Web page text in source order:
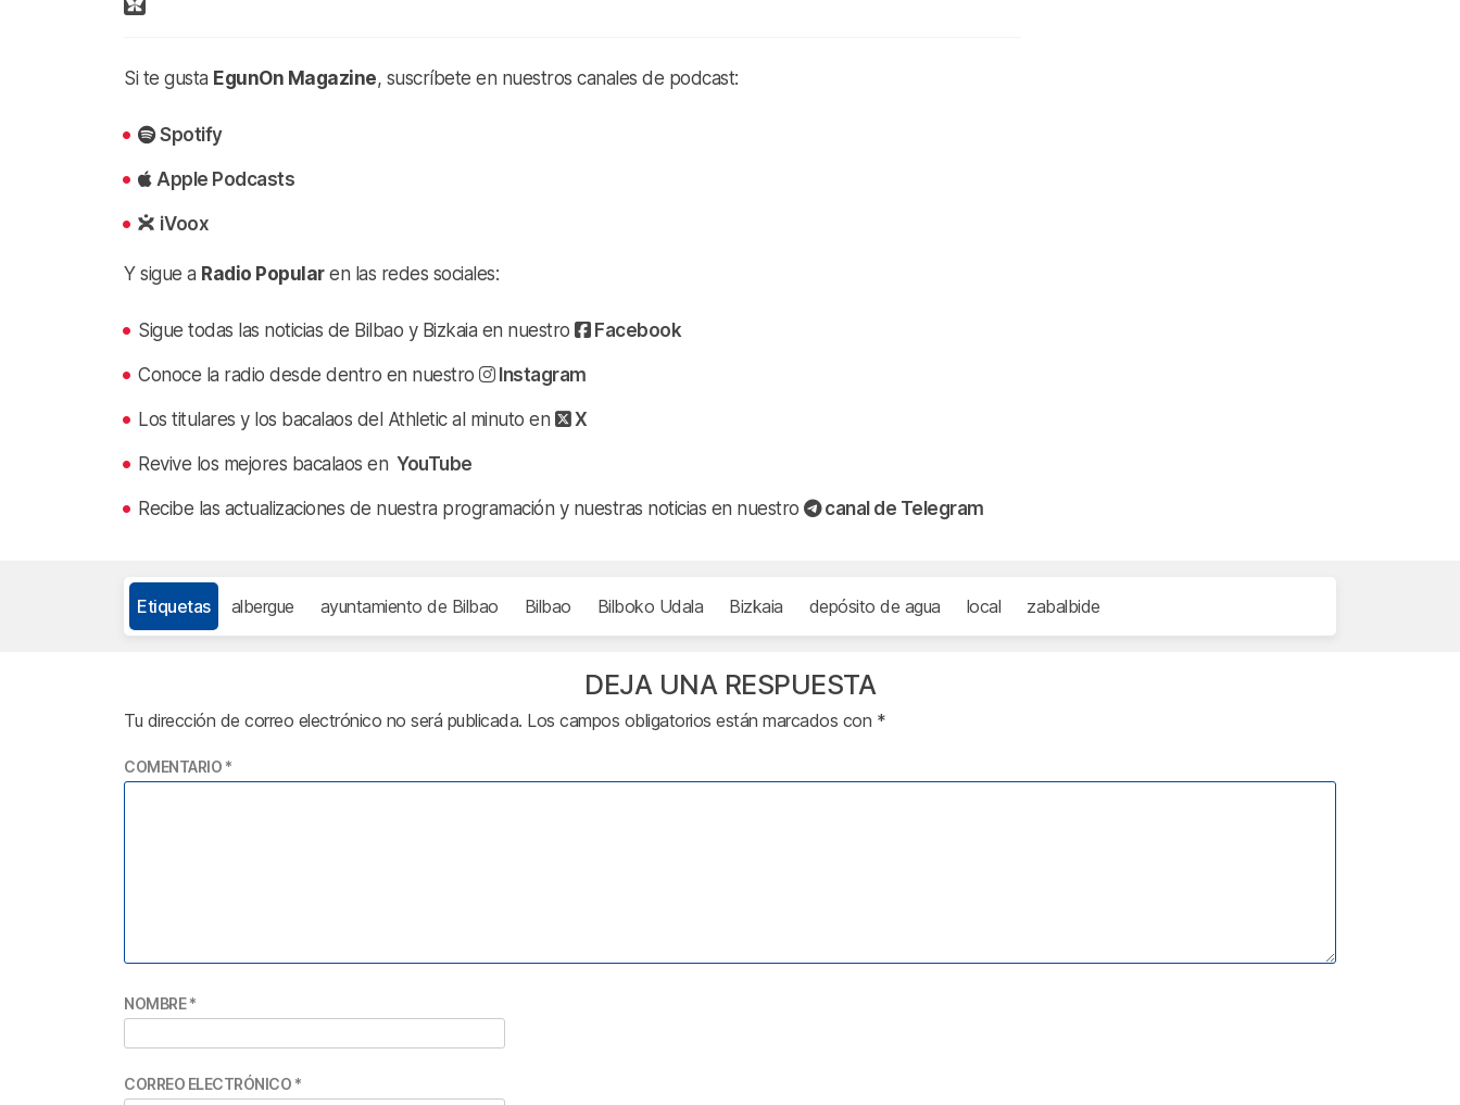
Si te gusta EgunOn Magazine, suscríbete en nuestros canales de podcast:
Spotify
Apple Podcasts
iVoox
Y sigue a Radio Popularen las redes sociales:
Sigue todas las noticias de Bilbao y Bizkaia en nuestro Facebook
Conoce la radio desde dentro en nuestro Instagram
Los titulares y los bacalaos del Athletic al minuto en X
Revive los mejores bacalaos en YouTube
Recibe las actualizaciones de nuestra programación y nuestras noticias en nuestro canal de Telegram
Etiquetas albergue ayuntamiento de Bilbao Bilbao Bilboko Udala Bizkaia depósito de agua local zabalbide
DEJA UNA RESPUESTA
Tu dirección de correo electrónico no será publicada. Los campos obligatorios están marcados con *
COMENTARIO *
NOMBRE*
CORREO ELECTRÓNICO *